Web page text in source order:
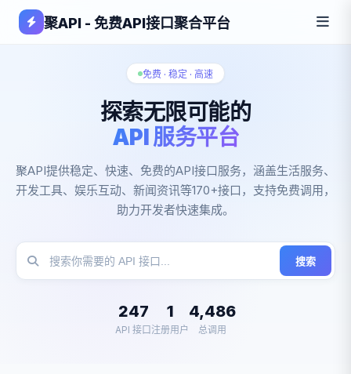
聚API - 免费API接口聚合平台
免费 · 稳定 · 高速
探索无限可能的
API 服务平台
聚API提供稳定、快速、免费的API接口服务，涵盖生活服务、
开发工具、娱乐互动、新闻资讯等170+接口，支持免费调用，
助力开发者快速集成。
搜索
247
API 接口
1
注册用户
4,486
总调用